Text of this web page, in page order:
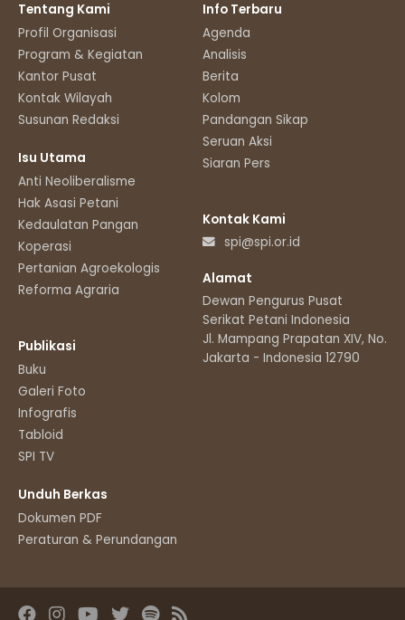
Tentang Kami
Profil Organisasi
Program & Kegiatan
Kantor Pusat
Kontak Wilayah
Susunan Redaksi
Isu Utama
Anti Neoliberalisme
Hak Asasi Petani
Kedaulatan Pangan
Koperasi
Pertanian Agroekologis
Reforma Agraria
Publikasi
Buku
Galeri Foto
Infografis
Tabloid
SPI TV
Unduh Berkas
Dokumen PDF
Peraturan & Perundangan
Info Terbaru
Agenda
Analisis
Berita
Kolom
Pandangan Sikap
Seruan Aksi
Siaran Pers
Kontak Kami
spi@spi.or.id
Alamat
Dewan Pengurus Pusat
Serikat Petani Indonesia
Jl. Mampang Prapatan XIV, No.11
Jakarta - Indonesia 12790